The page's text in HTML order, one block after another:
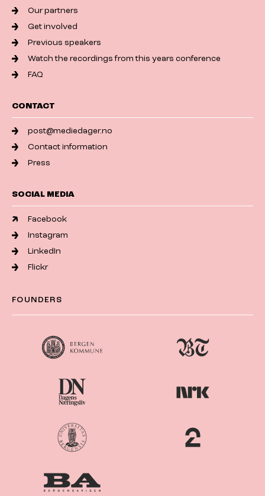
Our partners
Get involved
Previous speakers
Watch the recordings from this years conference
FAQ
CONTACT
post@mediedager.no
Contact information
Press
SOCIAL MEDIA
Facebook
Instagram
LinkedIn
Flickr
FOUNDERS